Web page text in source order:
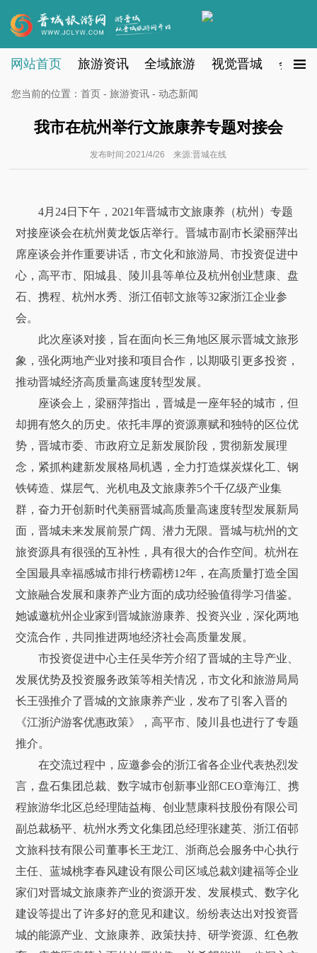
网站首页 旅游资讯 全域旅游 视觉晋城 会员
您当前的位置： 首页 - 旅游资讯 - 动态新闻
我市在杭州举行文旅康养专题对接会
发布时间:2021/4/26 来源:晋城在线
4月24日下午，2021年晋城市文旅康养（杭州）专题
对接座谈会在杭州黄龙饭店举行。晋城市副市长梁丽萍出
席座谈会并作重要讲话，市文化和旅游局、市投资促进中
心，高平市、阳城县、陵川县等单位及杭州创业慧康、盘
石、携程、杭州水秀、浙江佰邨文旅等32家浙江企业参
会。
此次座谈对接，旨在面向长三角地区展示晋城文旅形
象，强化两地产业对接和项目合作，以期吸引更多投资，
推动晋城经济高质量高速度转型发展。
座谈会上，梁丽萍指出，晋城是一座年轻的城市，但
却拥有悠久的历史。依托丰厚的资源禀赋和独特的区位优
势，晋城市委、市政府立足新发展阶段，贯彻新发展理
念，紧抓构建新发展格局机遇，全力打造煤炭煤化工、钢
铁铸造、煤层气、光机电及文旅康养5个千亿级产业集
群，奋力开创新时代美丽晋城高质量高速度转型发展新局
面，晋城未来发展前景广阔、潜力无限。晋城与杭州的文
旅资源具有很强的互补性，具有很大的合作空间。杭州在
全国最具幸福感城市排行榜霸榜12年，在高质量打造全国
文旅融合发展和康养产业方面的成功经验值得学习借鉴。
她诚邀杭州企业家到晋城旅游康养、投资兴业，深化两地
交流合作，共同推进两地经济社会高质量发展。
市投资促进中心主任吴华芳介绍了晋城的主导产业、
发展优势及投资服务政策等相关情况，市文化和旅游局局
长王强推介了晋城的文旅康养产业，发布了引客入晋的
《江浙沪游客优惠政策》，高平市、陵川县也进行了专题
推介。
在交流过程中，应邀参会的浙江省各企业代表热烈发
言，盘石集团总裁、数字城市创新事业部CEO章海江、携
程旅游华北区总经理陆益梅、创业慧康科技股份有限公司
副总裁杨平、杭州水秀文化集团总经理张建英、浙江佰邨
文旅科技有限公司董事长王龙江、浙商总会服务中心执行
主任、蓝城桃李春风建设有限公司区域总裁刘建福等企业
家们对晋城文旅康养产业的资源开发、发展模式、数字化
建设等提出了许多好的意见和建议。纷纷表达出对投资晋
城的能源产业、文旅康养、政策扶持、研学资源、红色教